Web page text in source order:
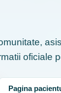
oficiale
Pagina